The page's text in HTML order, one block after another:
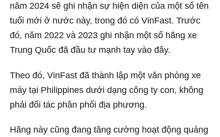
năm 2024 sẽ ghi nhận sự hiện diện của một số tên
tuổi mới ở nước này, trong đó có VinFast. Trước
đó, năm 2022 và 2023 ghi nhận một số hãng xe
Trung Quốc đã đầu tư mạnh tay vào đây.
Theo đó, VinFast đã thành lập một văn phòng xe
máy tại Philippines dưới dạng công ty con, không
phải đối tác phân phối địa phương.
Hãng này cũng đang tăng cường hoạt động quảng